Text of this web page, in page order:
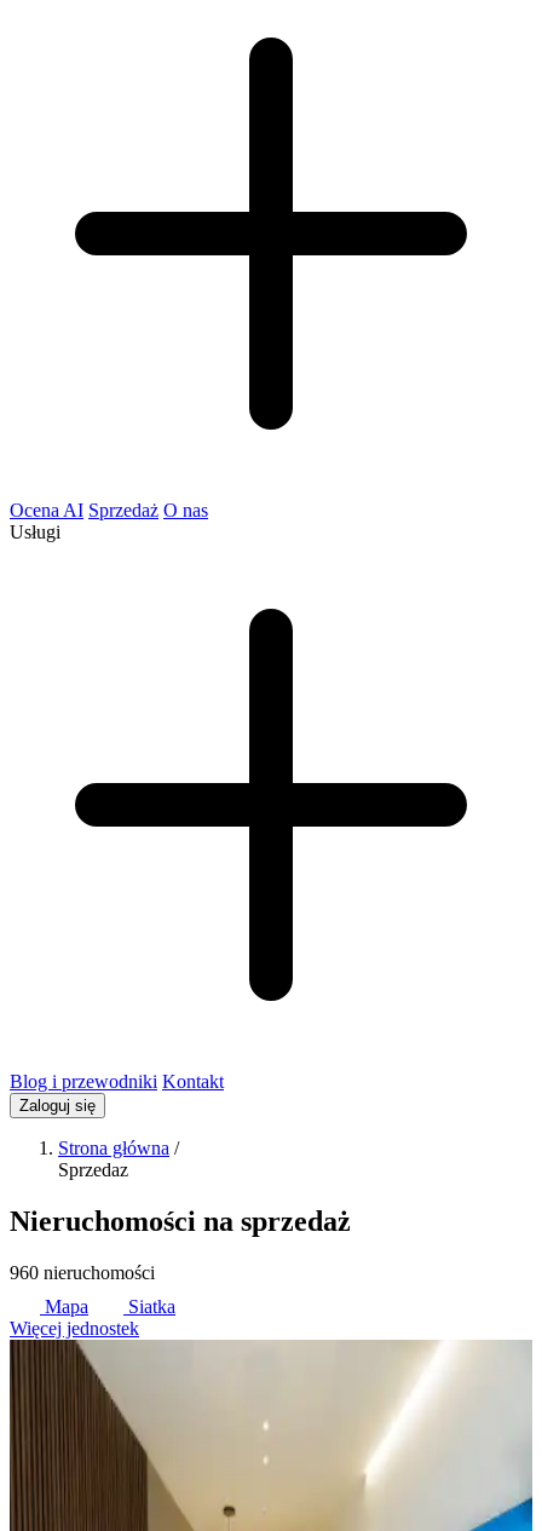
Ocena AI Sprzedaż O nas
Usługi
Blog i przewodniki Kontakt
Zaloguj się
Strona główna /
Sprzedaz
Nieruchomości na sprzedaż
960 nieruchomości
Mapa
Siatka
Więcej jednostek